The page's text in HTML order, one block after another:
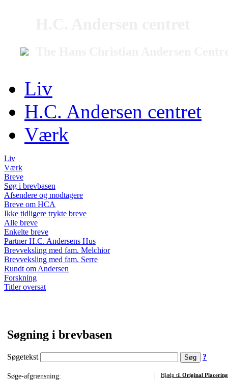
Liv
H.C. Andersen centret
Værk
Liv
Værk
Breve
Søg i brevbasen
Afsendere og modtagere
Breve om HCA
Ikke tidligere trykte breve
Alle breve
Enkelte breve
Partner H.C. Andersens Hus
Brevveksling med fam. Melchior
Brevveksling med fam. Serre
Rundt om Andersen
Forskning
Titler oversat
Søgning i brevbasen
Søgetekst ?
Søge-afgrænsning:
Hjælp til Original Placering